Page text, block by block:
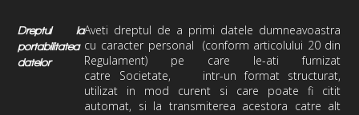
Dreptul la
portabilitatea
datelor
Aveti dreptul de a primi datele dumneavoastra
cu caracter personal (conform articolului 20 din
Regulament) pe care le-ati furnizat
catre Societate, intr-un format structurat,
utilizat in mod curent si care poate fi citit
automat, si la transmiterea acestora catre alt